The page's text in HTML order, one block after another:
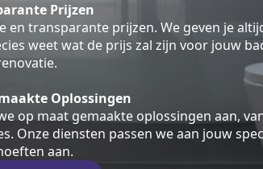
Prijzen
en transparante prijzen. We geven je
weet wat de prijs zal zijn voor jouw
Oplossingen
op maat gemaakte oplossingen aan,
Onze diensten passen we aan jouw
aan.